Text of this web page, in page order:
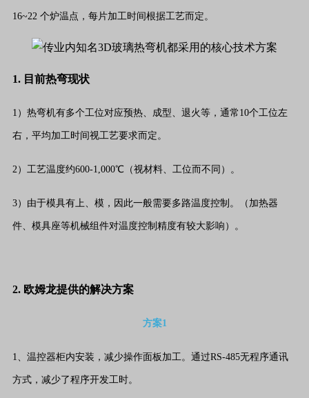
16~22 个炉温点，每片加工时间根据工艺而定。
1. 目前热弯现状
1）热弯机有多个工位对应预热、成型、退火等，通常10个工位左
右，平均加工时间视工艺要求而定。
2）工艺温度约600-1,000℃（视材料、工位而不同）。
3）由于模具有上、模，因此一般需要多路温度控制。（加热器
件、模具座等机械组件对温度控制精度有较大影响）。
2. 欧姆龙提供的解决方案
方案1
1、温控器柜内安装，减少操作面板加工。通过RS-485无程序通讯
方式，减少了程序开发工时。